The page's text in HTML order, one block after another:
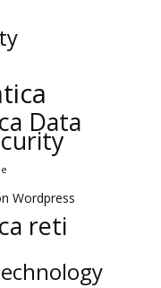
Data
Wordpress
reti